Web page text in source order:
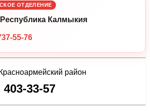
ОТДЕЛЕНИЕ
Калмыкия
55-76
район
403-33-57